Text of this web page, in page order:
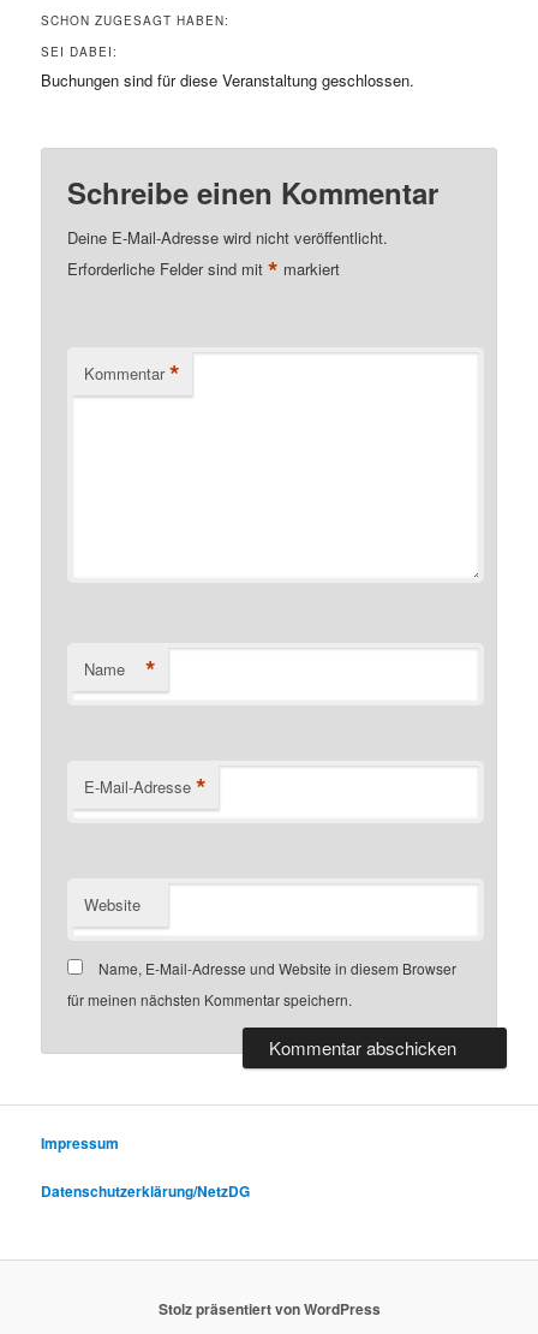
SCHON ZUGESAGT HABEN:
SEI DABEI:
Buchungen sind für diese Veranstaltung geschlossen.
Schreibe einen Kommentar
Deine E-Mail-Adresse wird nicht veröffentlicht.
Erforderliche Felder sind mit* markiert
Kommentar *
Name *
E-Mail-Adresse *
Website
Name, E-Mail-Adresse und Website in diesem Browser
für meinen nächsten Kommentar speichern.
Impressum
Datenschutzerklärung/NetzDG
Stolz präsentiert von WordPress